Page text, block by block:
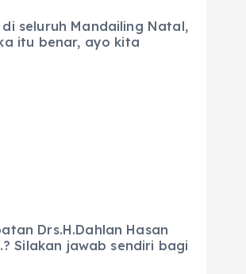
seluruh Mandailing Natal,
itu benar, ayo kita
Drs.H.Dahlan Hasan
Silakan jawab sendiri bagi